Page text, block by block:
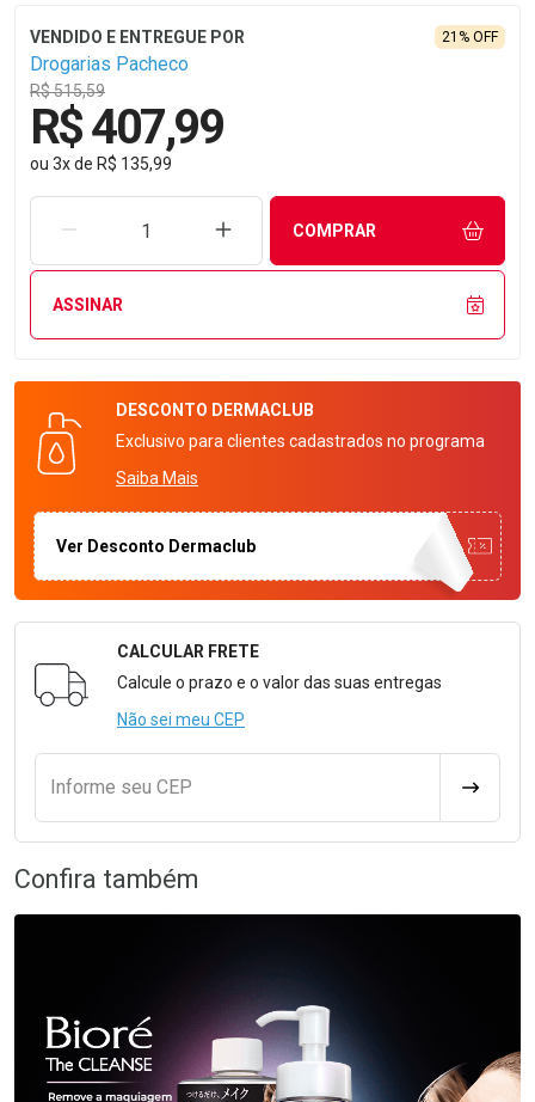
Drogarias Pacheco
R$ 515,59
21% OFF
R$ 407,99
ou 3xde R$ 135,99
REMOVER UMA UNIDADEAUMENTAR UMA UNIDADE
COMPRAR
ASSINAR
DESCONTO DERMACLUB
Exclusivo para clientes cadastrados no programa
Saiba Mais
Ver Desconto Dermaclub
Formulário para Calcular o Frete
CALCULAR FRETE
Calcule o prazo e o valor das suas entregas
Não sei meu CEP
Informe seu CEP
Confira também